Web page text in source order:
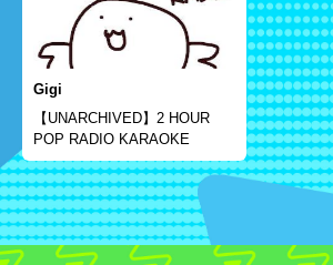
Gigi
【UNARCHIVED】2 HOUR
POP RADIO KARAOKE